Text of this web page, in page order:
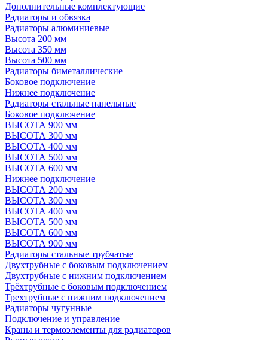
Дополнительные комплектующие
Радиаторы и обвязка
Радиаторы алюминиевые
Высота 200 мм
Высота 350 мм
Высота 500 мм
Радиаторы биметаллические
Боковое подключение
Нижнее подключение
Радиаторы стальные панельные
Боковое подключение
ВЫСОТА 900 мм
ВЫСОТА 300 мм
ВЫСОТА 400 мм
ВЫСОТА 500 мм
ВЫСОТА 600 мм
Нижнее подключение
ВЫСОТА 200 мм
ВЫСОТА 300 мм
ВЫСОТА 400 мм
ВЫСОТА 500 мм
ВЫСОТА 600 мм
ВЫСОТА 900 мм
Радиаторы стальные трубчатые
Двухтрубные с боковым подключением
Двухтрубные с нижним подключением
Трёхтрубные с боковым подключением
Трехтрубные с нижним подключением
Радиаторы чугунные
Подключение и управление
Краны и термоэлементы для радиаторов